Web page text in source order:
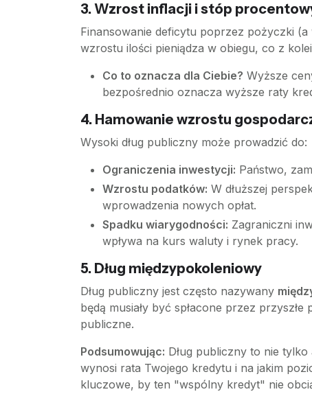
3. Wzrost inflacji i stóp
Finansowanie deficytu poprzez pożyczki
wzrostu ilości pieniądza w obiegu, co z
Co to oznacza dla Ciebie? Wyższe
bezpośrednio oznacza wyższe raty
4. Hamowanie wzrostu
Wysoki dług publiczny może prowadzić do:
Ograniczenia inwestycji: Państwo,
Wzrostu podatków: W dłuższej
wprowadzenia nowych opłat.
Spadku wiarygodności: Zagraniczni
wpływa na kurs waluty i rynek pracy.
5. Dług międzypokoleniowy
Dług publiczny jest często nazywany
będą musiały być spłacone przez
publiczne.
Podsumowując: Dług publiczny to nie
wynosi rata Twojego kredytu i na jakim
kluczowe, by ten "wspólny kredyt" nie